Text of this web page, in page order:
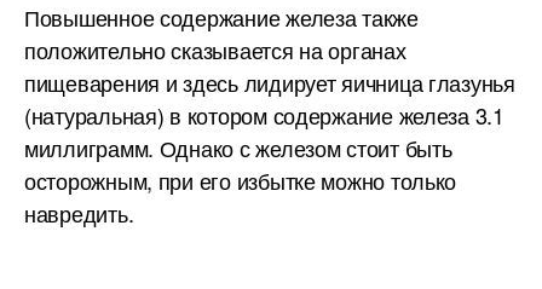
Повышенное содержание железа также
положительно сказывается на органах
пищеварения и здесь лидирует яичница глазунья
(натуральная) в котором содержание железа 3.1
миллиграмм. Однако с железом стоит быть
осторожным, при его избытке можно только
навредить.